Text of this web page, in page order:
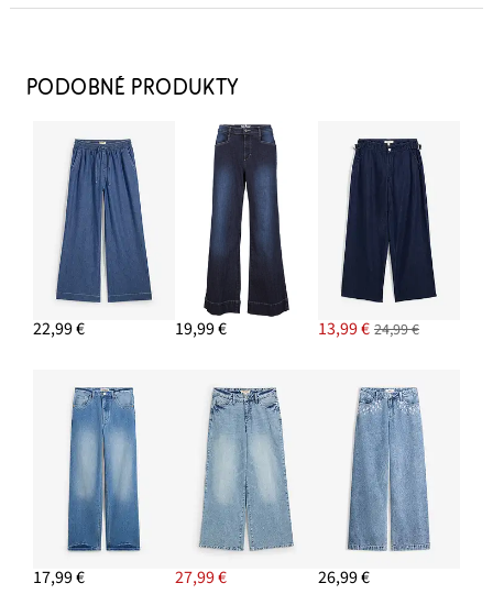
28,99 €-14%
PRIDAŤ DO KOŠÍKA
Taška Shopper XXL
24,99 €
PRIDAŤ DO KOŠÍKA
Šľapky na platforme
12,99 €
PRIDAŤ DO KOŠÍKA
PODOBNÉ PRODUKTY
22,99 € 19,99 € 13,99 € 24,99 €
17,99 € 27,99 € 26,99 €